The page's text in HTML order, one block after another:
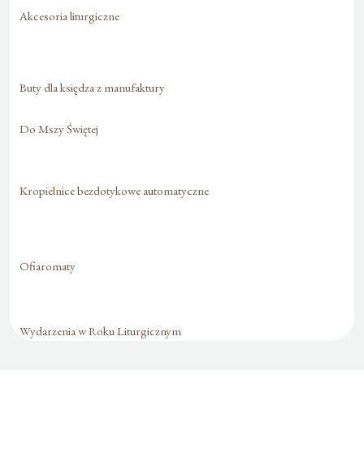
Akcesoria liturgiczne
Buty dla księdza z manufaktury
Do Mszy Świętej
Kropielnice bezdotykowe automatyczne
Ofiaromaty
Wydarzenia w Roku Liturgicznym